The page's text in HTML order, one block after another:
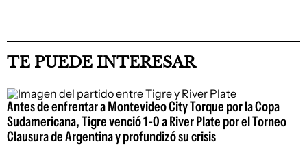
TE PUEDE INTERESAR
Antes de enfrentar a Montevideo City Torque por la Copa
Sudamericana, Tigre venció 1-0 a River Plate por el Torneo
Clausura de Argentina y profundizó su crisis